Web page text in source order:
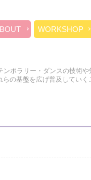
WORKSHOP
ンポラリー・ダンスの技術
らの基盤を広げ普及していく